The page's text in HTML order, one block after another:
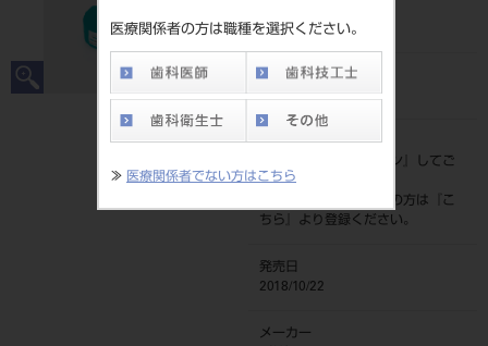
医療関係者の方は職種を選択ください。
≫ 医療関係者でない方はこちら
206860117HL40
JAN/EANコード
標準価格
ログイン
』してご
覧ください。
ネット会員登録がまだの方は『
こ
ちら
』より登録ください。
発売日
2018/10/22
メーカー